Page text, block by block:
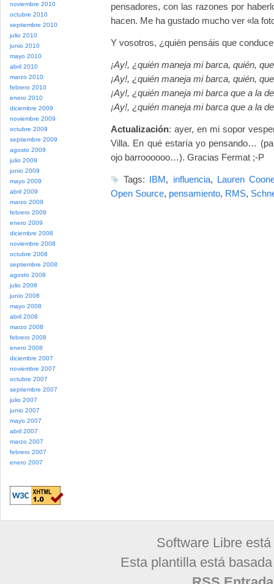
noviembre 2010
octubre 2010
septiembre 2010
julio 2010
junio 2010
mayo 2010
abril 2010
marzo 2010
febrero 2010
enero 2010
diciembre 2009
noviembre 2009
octubre 2009
septiembre 2009
agosto 2009
julio 2009
junio 2009
mayo 2009
abril 2009
marzo 2009
febrero 2009
enero 2009
diciembre 2008
noviembre 2008
octubre 2008
septiembre 2008
agosto 2008
julio 2008
junio 2008
mayo 2008
abril 2008
marzo 2008
febrero 2008
enero 2008
diciembre 2007
noviembre 2007
octubre 2007
septiembre 2007
julio 2007
junio 2007
mayo 2007
abril 2007
marzo 2007
febrero 2007
enero 2007
pensadores, con las razones por
hacen. Me ha gustado mucho ver «la
Y vosotros, ¿quién pensáis que
¡Ay!, ¿quién maneja mi barca, quién,
¡Ay!, ¿quién maneja mi barca, quién,
¡Ay!, ¿quién maneja mi barca que a la
¡Ay!, ¿quién maneja mi barca que a la
Actualización: ayer, en mi sopor
Villa. En qué estaría yo pensando…
ojo barroooooo…). Gracias Fermat ;-P
Tags: IBM, influencia, Lauren
Open Source, pensamiento, RMS,
Software Libre
Esta plantilla está